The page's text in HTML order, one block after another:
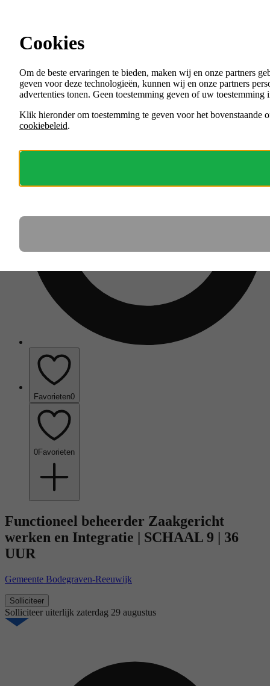
Menu
VACATURES
ORGANISATIES
Favorieten0
0Favorieten
Functioneel beheerder Zaakgericht
werken en Integratie | SCHAAL 9 | 36
UUR
Gemeente Bodegraven-Reeuwijk
Solliciteer
Solliciteer uiterlijk zaterdag 29 augustus
Cookies
Om de beste ervaringen te bieden, maken wij en onze partners
geven voor deze technologieën, kunnen wij en onze partners
advertenties tonen. Geen toestemming geven of uw
Klik hieronder om toestemming te geven voor het bovenstaande
cookiebeleid.